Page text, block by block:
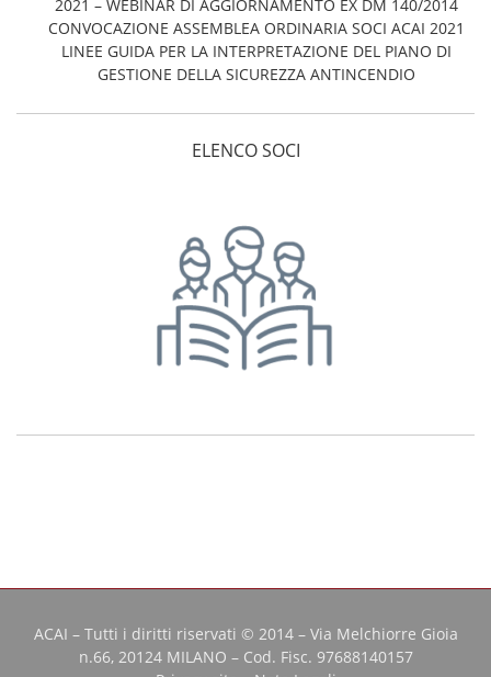
2021 – WEBINAR DI AGGIORNAMENTO EX DM 140/2014
CONVOCAZIONE ASSEMBLEA ORDINARIA SOCI ACAI 2021
LINEE GUIDA PER LA INTERPRETAZIONE DEL PIANO DI
GESTIONE DELLA SICUREZZA ANTINCENDIO
ELENCO SOCI
ACAI – Tutti i diritti riservati © 2014 – Via Melchiorre Gioia
n.66, 20124 MILANO – Cod. Fisc. 97688140157